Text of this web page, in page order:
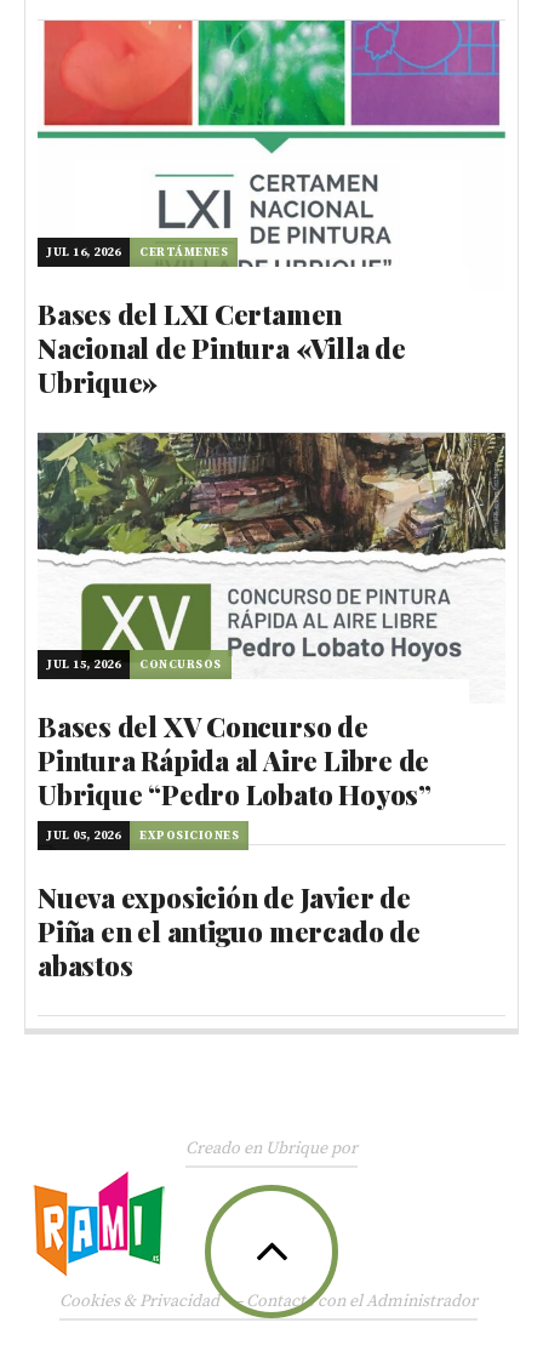
JUL 16, 2026 CERTÁMENES
Bases del LXI Certamen
Nacional de Pintura «Villa de
Ubrique»
JUL 15, 2026 CONCURSOS
Bases del XV Concurso de
Pintura Rápida al Aire Libre de
Ubrique “Pedro Lobato Hoyos”
JUL 05, 2026 EXPOSICIONES
Nueva exposición de Javier de
Piña en el antiguo mercado de
abastos
Creado en Ubrique por
Cookies & Privacidad —Contacte con el Administrador